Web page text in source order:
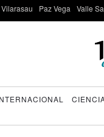
Paz Vega Valle